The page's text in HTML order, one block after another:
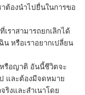
าต้องนำไปยื่นในการขอ
ราสามารถยกเลิกได้
น หรือเราอยากเปลี่ยน
รือญาติ อันนี้ชีวิตจะ
และต้องมีจดหมาย
ริงและสำเนาโดย